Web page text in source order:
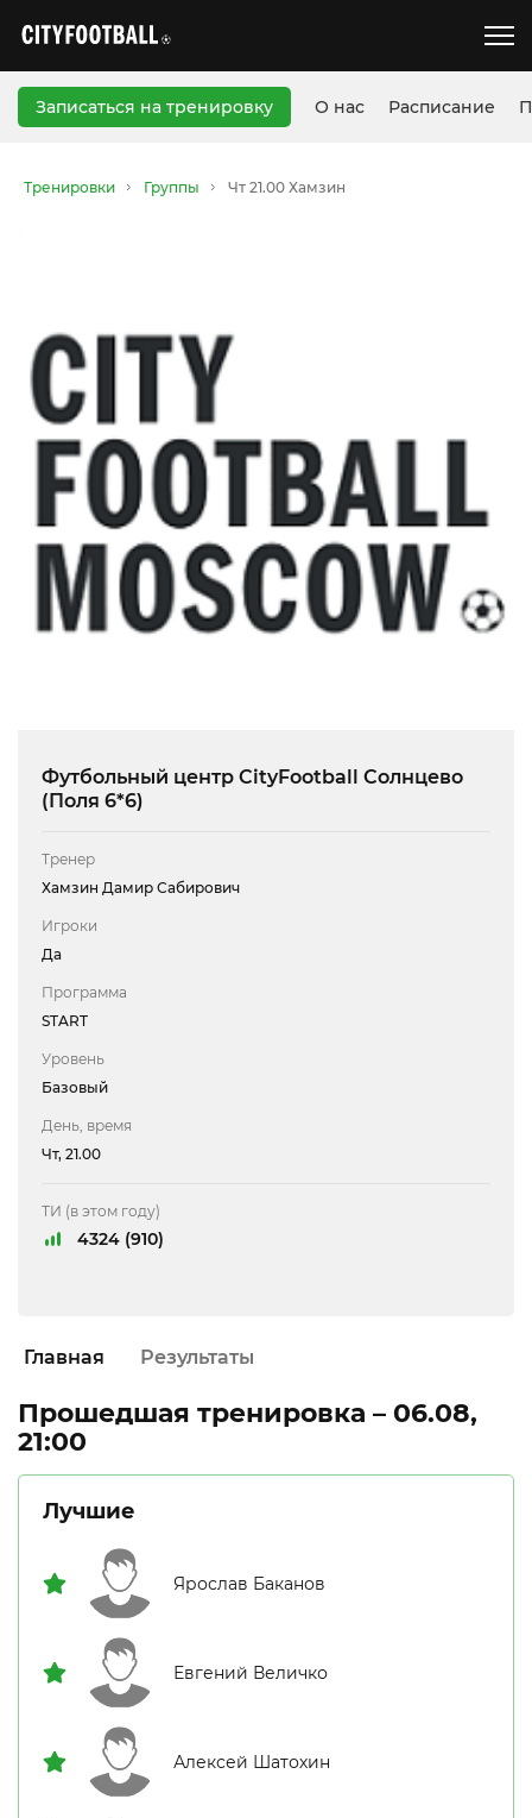
Записаться на тренировку О нас Расписание
Тренировки Группы Чт 21.00 Хамзин
Футбольный центр CityFootball Солнцево
(Поля 6*6)
Тренер
Хамзин Дамир Сабирович
Игроки
Да
Программа
START
Уровень
Базовый
День, время
Чт, 21.00
ТИ (в этом году)
4324 (910)
Главная Результаты
Прошедшая тренировка – 06.08,
21:00
Лучшие
Ярослав Баканов
Евгений Величко
Алексей Шатохин